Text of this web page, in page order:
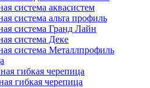
система аквасистем
система альта профиль
система Гранд Лайн
система Деке
система Металлпрофиль
гибкая черепица
гибкая черепица